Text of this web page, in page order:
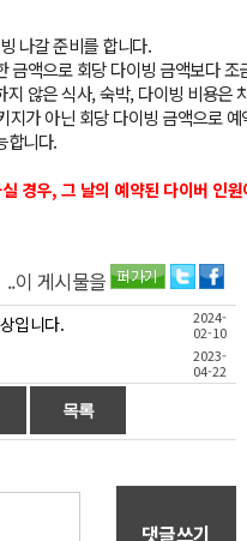
나갈 준비를 합니다.
금액으로 회당 다이빙 금액보다 조
않은 식사, 숙박, 다이빙 비용은
가 아닌 회당 다이빙 금액으로
합니다.
경우, 그 날의 예약된 다이버 인
..이 게시물을
입니다.
2024-
02-10
2023-
04-22
댓글쓰기